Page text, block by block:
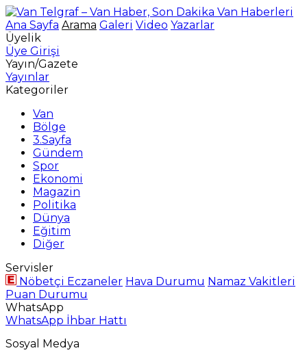
Ana Sayfa Arama Galeri Video Yazarlar
Üyelik
Üye Girişi
Yayın/Gazete
Yayınlar
Kategoriler
Van
Bölge
3.Sayfa
Gündem
Spor
Ekonomi
Magazin
Politika
Dünya
Eğitim
Diğer
Servisler
Nöbetçi Eczaneler Hava Durumu Namaz Vakitleri
Puan Durumu
WhatsApp
WhatsApp İhbar Hattı
Sosyal Medya